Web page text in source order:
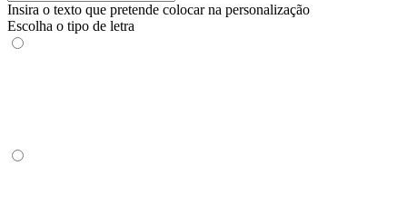
Insira o texto que pretende colocar na personalização
Escolha o tipo de letra